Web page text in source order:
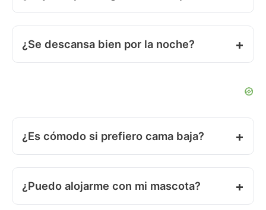
¿Se descansa bien por la noche?
¿Es cómodo si prefiero cama baja?
¿Puedo alojarme con mi mascota?